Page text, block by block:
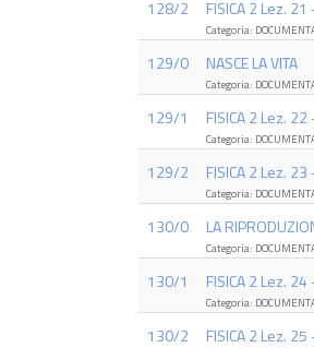
128/2 FISICA 2 Lez. 21
Categoria:
129/0 NASCE LA VITA
Categoria:
129/1 FISICA 2 Lez. 22
Categoria:
129/2 FISICA 2 Lez. 23
Categoria:
130/0 LA
Categoria:
130/1 FISICA 2 Lez. 24
Categoria:
130/2 FISICA 2 Lez. 25